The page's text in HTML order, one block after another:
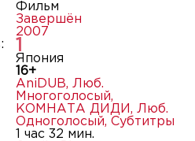
Фильм
Завершён
2007
1
Япония
16+
AniDUB, Люб.
Многоголосый,
КОМНАТА ДИДИ , Люб.
Одноголосый, Субтитры
1 час 32 мин.